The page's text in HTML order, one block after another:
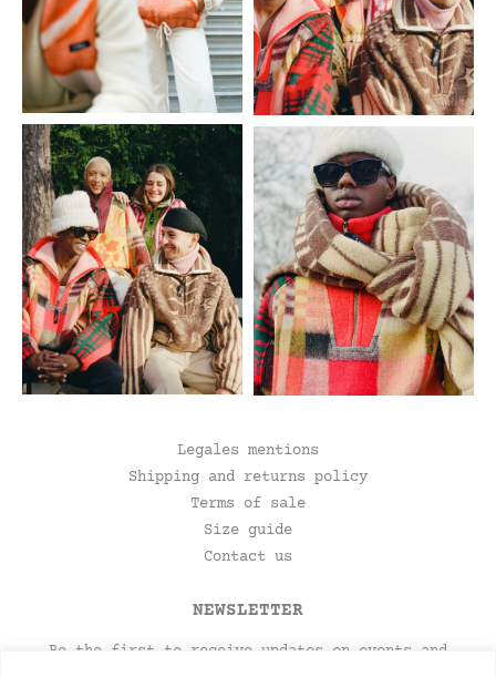
Legales mentions
Shipping and returns policy
Terms of sale
Size guide
Contact us
NEWSLETTER
Be the first to receive updates on events and